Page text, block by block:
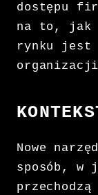
dostępu
na to, jak
rynku jest
Nowe
sposób, w